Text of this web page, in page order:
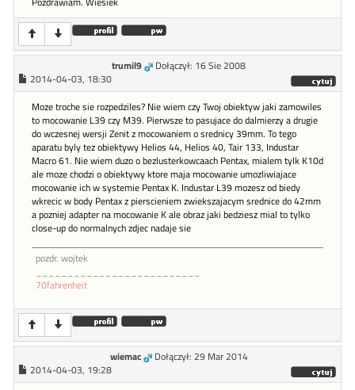
trumil9
Dołączył: 16 Sie 2008
2014-04-03, 18:30
Moze troche sie rozpedziles? Nie wiem czy Twoj obiektyw jaki zamowiles
to mocowanie L39 czy M39. Pierwsze to pasujace do dalmierzy a drugie
do wczesnej wersji Zenit z mocowaniem o srednicy 39mm. To tego
aparatu byly tez obiektywy Helios 44, Helios 40, Tair 133, Industar
Macro 61. Nie wiem duzo o bezlusterkowcaach Pentax, mialem tylk K10d
ale moze chodzi o obiektywy ktore maja mocowanie umozliwiajace
mocowanie ich w systemie Pentax K. Industar L39 mozesz od biedy
wkrecic w body Pentax z pierscieniem zwiekszajacym srednice do 42mm
a pozniej adapter na mocowanie K ale obraz jaki bedziesz mial to tylko
close-up do normalnych zdjec nadaje sie
pozdr. wojtek
70fahrenheit
wiemac
Dołączył: 29 Mar 2014
2014-04-03, 19:28